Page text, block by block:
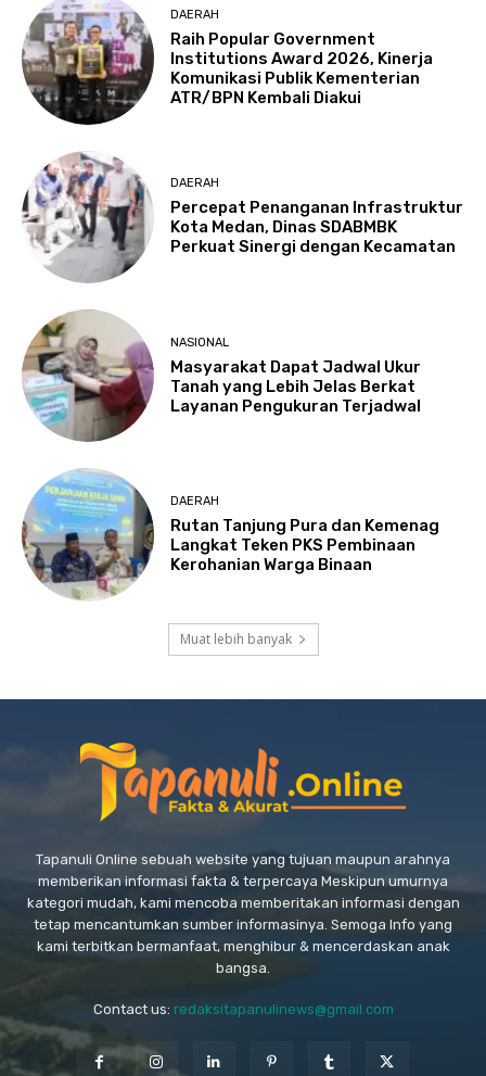
DAERAH
Raih Popular Government
Institutions Award 2026, Kinerja
Komunikasi Publik Kementerian
ATR/BPN Kembali Diakui
DAERAH
Percepat Penanganan Infrastruktur
Kota Medan, Dinas SDABMBK
Perkuat Sinergi dengan Kecamatan
NASIONAL
Masyarakat Dapat Jadwal Ukur
Tanah yang Lebih Jelas Berkat
Layanan Pengukuran Terjadwal
DAERAH
Rutan Tanjung Pura dan Kemenag
Langkat Teken PKS Pembinaan
Kerohanian Warga Binaan
Muat lebih banyak
Tapanuli Online sebuah website yang tujuan maupun arahnya
memberikan informasi fakta & terpercaya Meskipun umurnya
kategori mudah, kami mencoba memberitakan informasi dengan
tetap mencantumkan sumber informasinya. Semoga Info yang
kami terbitkan bermanfaat, menghibur & mencerdaskan anak
bangsa.
Contact us: redaksitapanulinews@gmail.com